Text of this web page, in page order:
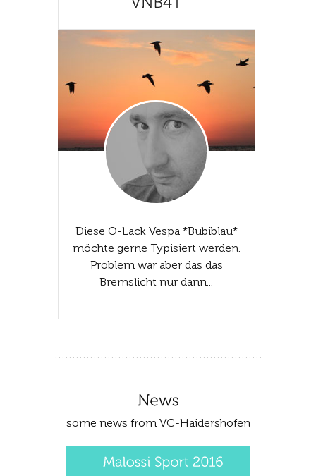
Diese O-Lack Vespa *Bubiblau*
möchte gerne Typisiert werden.
Problem war aber das das
Bremslicht nur dann...
some news from VC-Haidershofen